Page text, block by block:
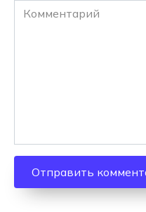
Комментарий